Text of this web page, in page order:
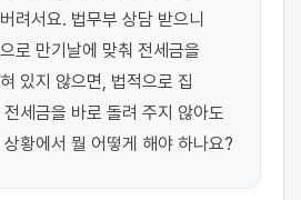
려서요. 법무부 상담 받으니
로 만기날에 맞춰 전세금을
있지 않으면, 법적으로 집
세금을 바로 돌려 주지 않아도
황에서 뭘 어떻게 해야 하나요?